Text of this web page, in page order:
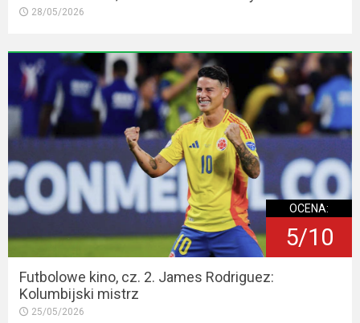
28/05/2026
OCENA:
5/10
Futbolowe kino, cz. 2. James Rodriguez:
Kolumbijski mistrz
25/05/2026